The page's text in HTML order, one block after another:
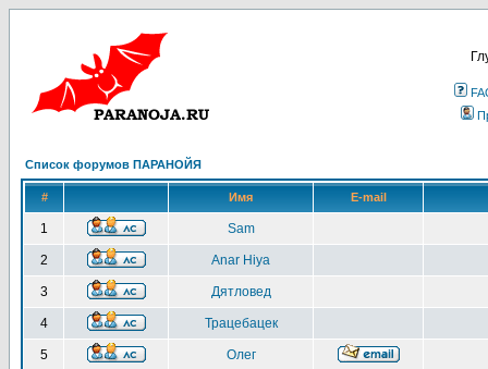
Список форумов ПАРАНОЙЯ
# Имя E-mail
1 Sam
2 Anar Hiya
3 Дятловед
4 Трацебацек
5 Олег